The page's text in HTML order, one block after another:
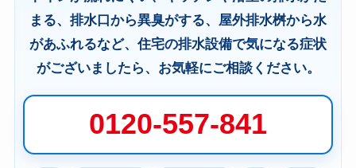
まる、排水口から異臭がする、屋外排水桝から水
があふれるなど、住宅の排水設備で気になる症状
がございましたら、お気軽にご相談ください。
0120-557-841